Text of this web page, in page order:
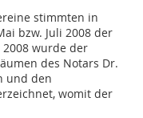
stimmten in
bzw. Juli 2008 der
wurde der
des Notars Dr.
und den
womit der